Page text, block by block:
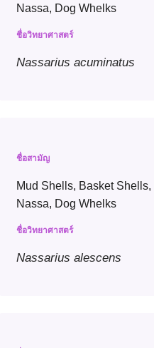
Nassa, Dog Whelks
ชื่อวิทยาศาสตร์
Nassarius acuminatus
ชื่อสามัญ
Mud Shells, Basket Shells,
Nassa, Dog Whelks
ชื่อวิทยาศาสตร์
Nassarius alescens